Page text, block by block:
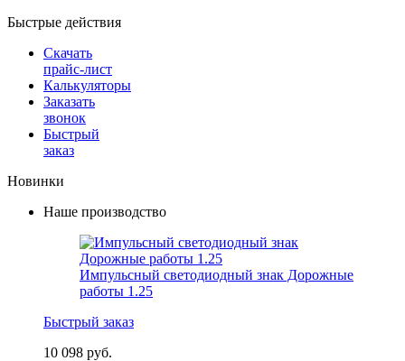
Быстрые действия
Скачать
прайс-лист
Калькуляторы
Заказать
звонок
Быстрый
заказ
Новинки
Наше производство
Импульсный светодиодный знак Дорожные
работы 1.25
Быстрый заказ
10 098 руб.